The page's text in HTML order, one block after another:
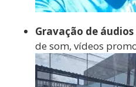
Gravação de
de som, vídeos